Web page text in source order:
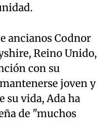
ancianos Codnor
Reino Unido,
con su
joven y
su vida, Ada ha
de "muchos